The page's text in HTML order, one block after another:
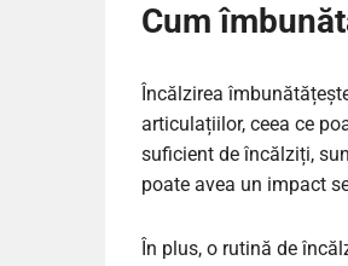
Cum
Încălzirea
articulațiilor, ceea ce
suficient de încălziți,
poate avea un impact
În plus, o rutină de